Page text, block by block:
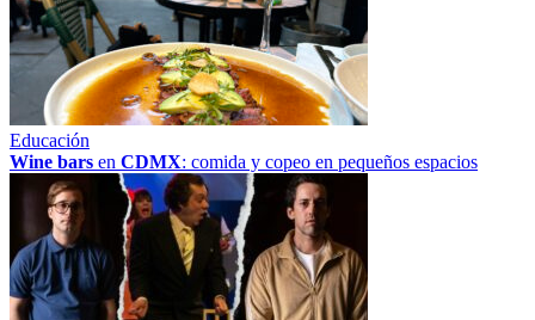
Educación
Wine bars en CDMX: comida y copeo en pequeños espacios